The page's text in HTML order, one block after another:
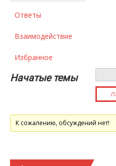
Ответы
Взаимодействие
Избранное
Начатые темы
К сожалению, обсуждений нет!